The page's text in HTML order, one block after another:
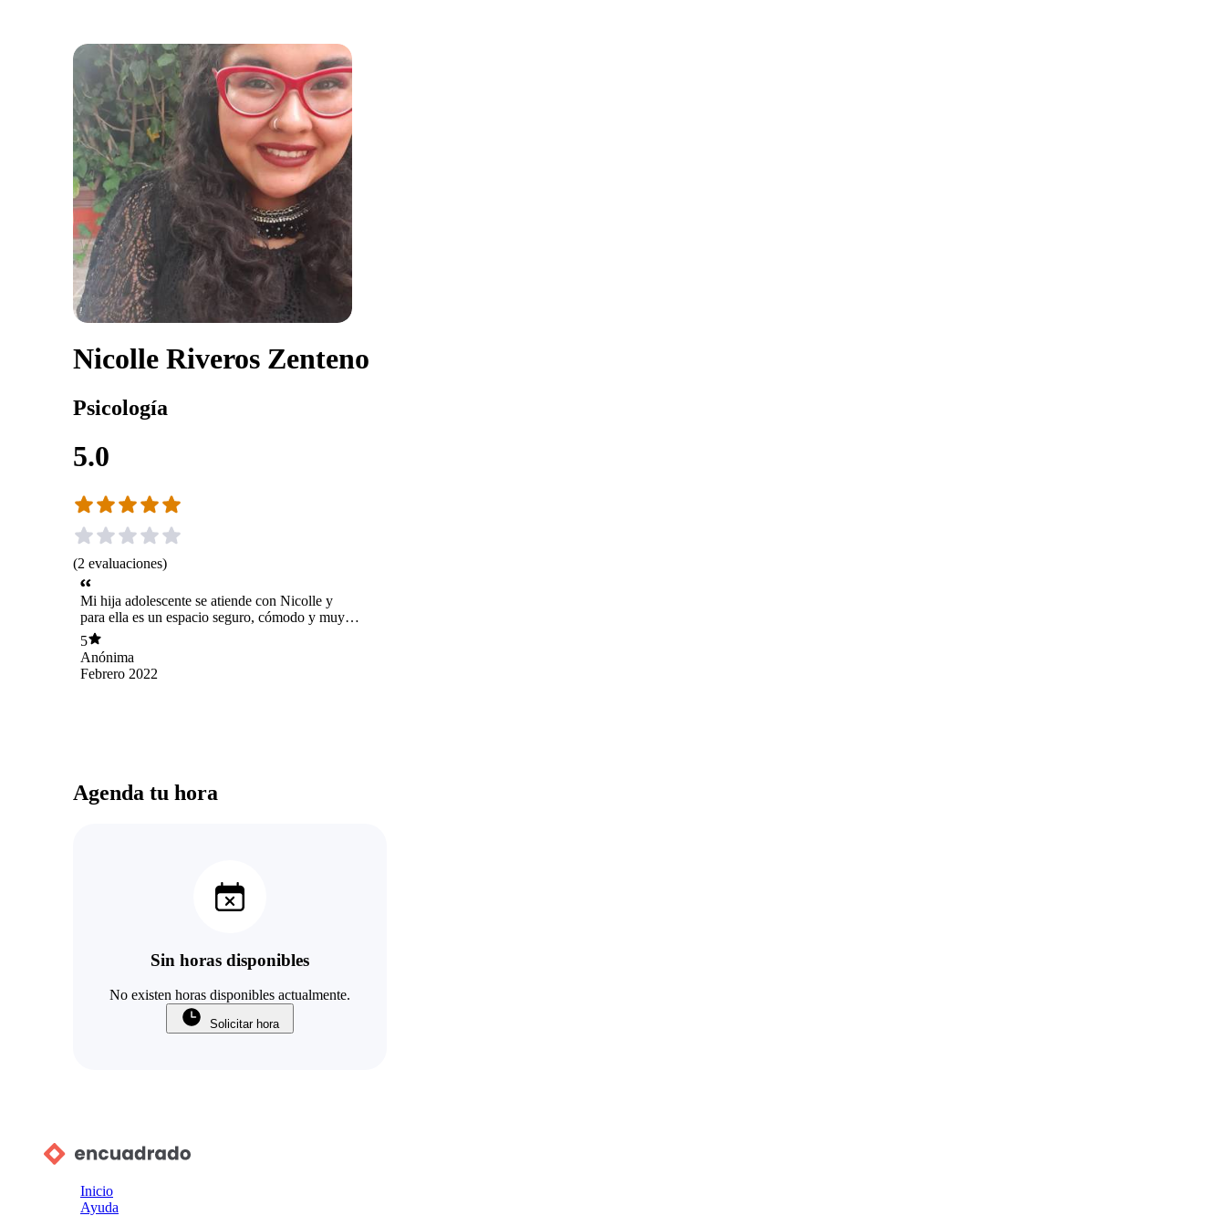
Nicolle Riveros Zenteno
Psicología
5.0
(2 evaluaciones)
Mi hija adolescente se atiende con Nicolle y
para ella es un espacio seguro, cómodo y muy
positivo. Excelente.
5
Anónima
Febrero 2022
Agenda tu hora
Sin horas disponibles
No existen horas disponibles actualmente.
Solicitar hora
Inicio
Ayuda